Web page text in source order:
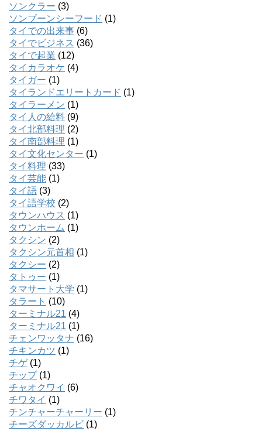
ソンクラー (3)
ソンブーンシーフード (1)
タイでの出来事 (6)
タイでビジネス (36)
タイで起業 (12)
タイカラオケ (4)
タイガー (1)
タイランドエリートカード (1)
タイラーメン (1)
タイ人の給料 (9)
タイ北部料理 (2)
タイ南部料理 (1)
タイ文化センター (1)
タイ料理 (33)
タイ芸能 (1)
タイ語 (3)
タイ語学校 (2)
タウンハウス (1)
タウンホーム (1)
タクシン (2)
タクシン元首相 (1)
タクシー (2)
タトゥー (1)
タマサート大学 (1)
タラート (10)
ターミナル21 (4)
ターミナル21 (1)
チェンワッタナ (16)
チキンカツ (1)
チゲ(1)
チップ(1)
チャオクワイ (6)
チワタイ (1)
チンチャーチャーリー (1)
チーズダッカルビ (1)